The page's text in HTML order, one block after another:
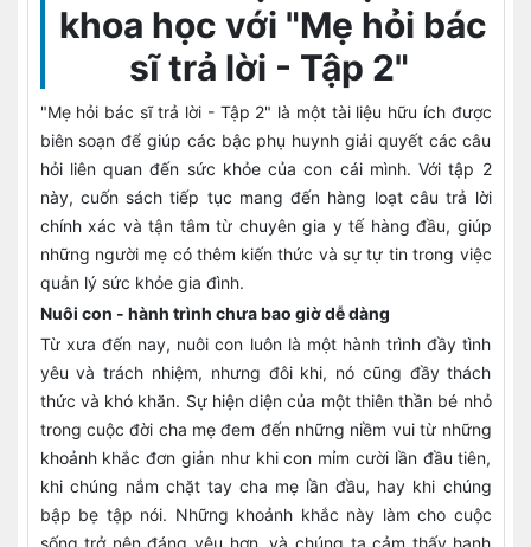
khoa học với "Mẹ hỏi bác
sĩ trả lời - Tập 2"
"Mẹ hỏi bác sĩ trả lời - Tập 2" là một tài liệu hữu ích được
biên soạn để giúp các bậc phụ huynh giải quyết các câu
hỏi liên quan đến sức khỏe của con cái mình. Với tập 2
này, cuốn sách tiếp tục mang đến hàng loạt câu trả lời
chính xác và tận tâm từ chuyên gia y tế hàng đầu, giúp
những người mẹ có thêm kiến thức và sự tự tin trong việc
quản lý sức khỏe gia đình.
Nuôi con - hành trình chưa bao giờ dễ dàng
Từ xưa đến nay, nuôi con luôn là một hành trình đầy tình
yêu và trách nhiệm, nhưng đôi khi, nó cũng đầy thách
thức và khó khăn. Sự hiện diện của một thiên thần bé nhỏ
trong cuộc đời cha mẹ đem đến những niềm vui từ những
khoảnh khắc đơn giản như khi con mỉm cười lần đầu tiên,
khi chúng nắm chặt tay cha mẹ lần đầu, hay khi chúng
bập bẹ tập nói. Những khoảnh khắc này làm cho cuộc
sống trở nên đáng yêu hơn, và chúng ta cảm thấy hạnh